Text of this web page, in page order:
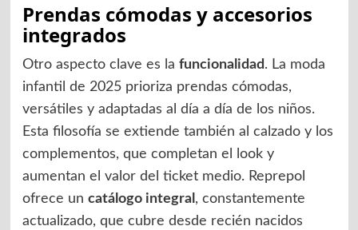
Prendas cómodas y accesorios
integrados
Otro aspecto clave es la funcionalidad. La moda
infantil de 2025 prioriza prendas cómodas,
versátiles y adaptadas al día a día de los niños.
Esta filosofía se extiende también al calzado y los
complementos, que completan el look y
aumentan el valor del ticket medio. Reprepol
ofrece un catálogo integral , constantemente
actualizado, que cubre desde recién nacidos